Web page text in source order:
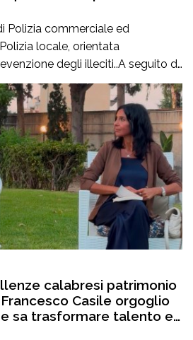
Polizia commerciale ed
locale, orientata
degli illeciti..A seguito di
ultimi giorni, anche su
associazioni di categoria, la
le aree commerciali
e reprimere la vendita
area […]
calabresi patrimonio
Casile orgoglio
sa trasformare talento e